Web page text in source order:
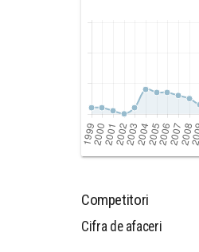
Competitori
Cifra de afaceri